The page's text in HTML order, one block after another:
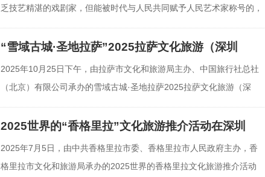
乏技艺精湛的戏剧家，但能被时代与人民共同赋予人民艺术家称号的，
寥若晨
“雪域古城·圣地拉萨”2025拉萨文化旅游（深圳
2025年10月25日下午，由拉萨市文化和旅游局主办、中国旅行社总社
（北京）有限公司承办的雪域古城·圣地拉萨2025拉萨文化旅游（深
圳）路演活
2025世界的“香格里拉”文化旅游推介活动在深圳
2025年7月5日，由中共香格里拉市委、香格里拉市人民政府主办，香
格里拉市文化和旅游局承办的2025世界的香格里拉文化旅游推介活动